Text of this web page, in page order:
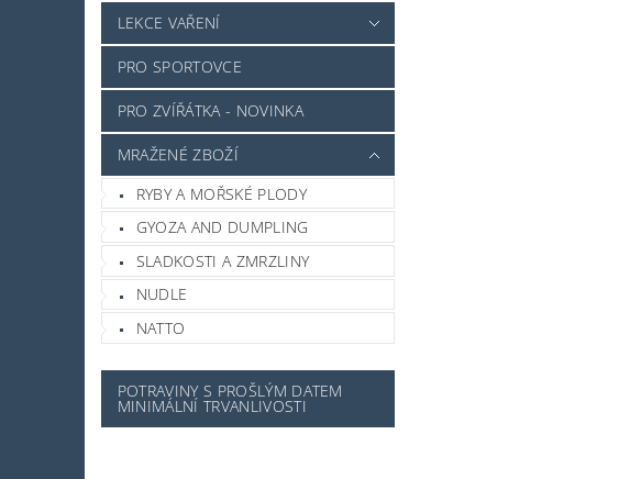
LEKCE VAŘENÍ
PRO SPORTOVCE
PRO ZVÍŘÁTKA - NOVINKA
MRAŽENÉ ZBOŽÍ
RYBY A MOŘSKÉ PLODY
GYOZA AND DUMPLING
SLADKOSTI A ZMRZLINY
NUDLE
NATTO
POTRAVINY S PROŠLÝM DATEM
MINIMÁLNÍ TRVANLIVOSTI